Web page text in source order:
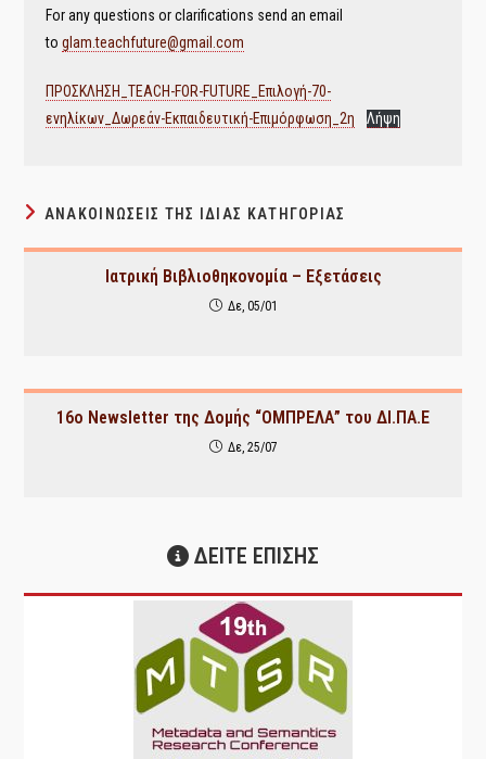
For any questions or clarifications send an email
toglam.teachfuture@gmail.com
ΠΡΟΣΚΛΗΣΗ_TEACH-FOR-FUTURE_Επιλογή-70-
ενηλίκων_Δωρεάν-Εκπαιδευτική-Επιμόρφωση_2η
Λήψη
ΑΝΑΚΟΙΝΏΣΕΙΣ ΤΗΣ ΊΔΙΑΣ ΚΑΤΗΓΟΡΊΑΣ
Ιατρική Βιβλιοθηκονομία – Εξετάσεις
Δε, 05/01
16ο Newsletter της Δομής “ΟΜΠΡΕΛΑ” του ΔΙ.ΠΑ.Ε
Δε, 25/07
ΔΕΙΤΕ ΕΠΙΣΗΣ